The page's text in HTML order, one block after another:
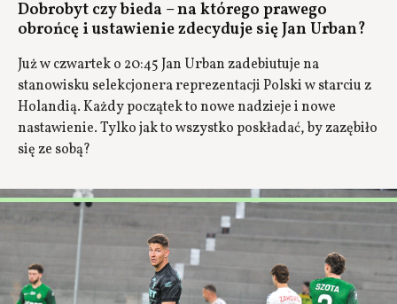
Dobrobyt czy bieda – na którego prawego
obrońcę i ustawienie zdecyduje się Jan Urban?
Już w czwartek o 20:45 Jan Urban zadebiutuje na
stanowisku selekcjonera reprezentacji Polski w starciu z
Holandią. Każdy początek to nowe nadzieje i nowe
nastawienie. Tylko jak to wszystko poskładać, by zazębiło
się ze sobą?